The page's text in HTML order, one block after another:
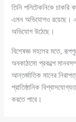
তিনি পলিটেকনিকে চাকরি
এমন অভিযোগও রয়েছে।
অভিযোগ উঠেছে।
বিশেষজ্ঞ মহলের মতে,
অবকাঠামো প্রকল্পে
আন্তর্জাতিক মানের
প্রাতিষ্ঠানিক
করতে পারে।